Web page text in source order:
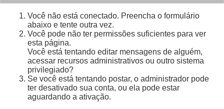
Você não está conectado. Preencha o formulário
abaixo e tente outra vez.
Você pode não ter permissões suficientes para ver
esta página.
Você está tentando editar mensagens de alguém,
acessar recursos administrativos ou outro sistema
privilegiado?
Se você está tentando postar, o administrador pode
ter desativado sua conta, ou ela pode estar
aguardando a ativação.